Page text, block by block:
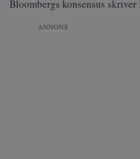
Bloombergs konsensus skriver
ANNONS